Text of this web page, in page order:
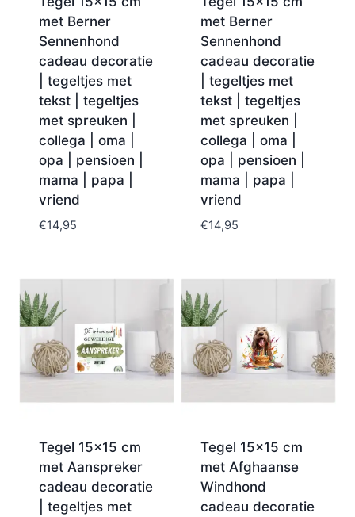
met Berner
Sennenhond
cadeau decoratie
| tegeltjes met
tekst | tegeltjes
met spreuken |
collega | oma |
opa | pensioen |
mama | papa |
vriend
€14,95
met Berner
Sennenhond
cadeau decoratie
| tegeltjes met
tekst | tegeltjes
met spreuken |
collega | oma |
opa | pensioen |
mama | papa |
vriend
€14,95
Tegel 15×15 cm
met Aanspreker
cadeau decoratie
| tegeltjes met
Tegel 15×15 cm
met Afghaanse
Windhond
cadeau decoratie